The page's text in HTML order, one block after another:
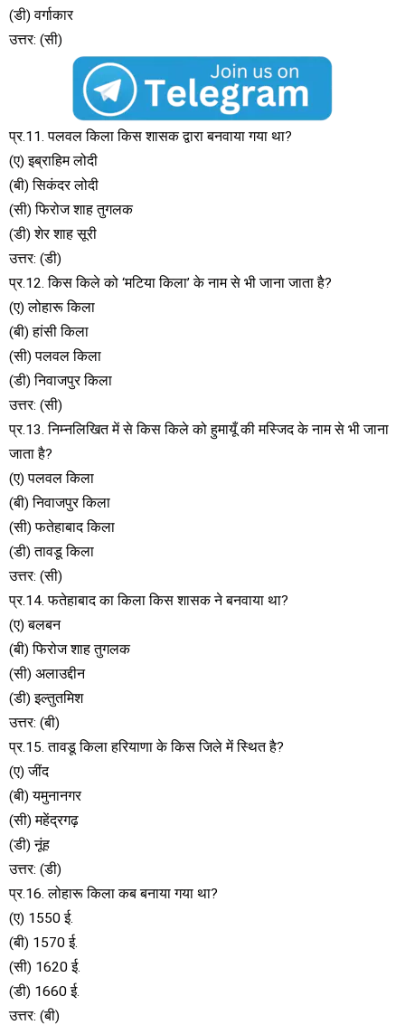
(डी) वर्गाकार
उत्तर: (सी)
प्र.11. पलवल किला किस शासक द्वारा बनवाया गया था?
(ए) इब्राहिम लोदी
(बी) सिकंदर लोदी
(सी) फिरोज शाह तुगलक
(डी) शेर शाह सूरी
उत्तर: (डी)
प्र.12. किस किले को ‘मटिया किला’ के नाम से भी जाना जाता है?
(ए) लोहारू किला
(बी) हांसी किला
(सी) पलवल किला
(डी) निवाजपुर किला
उत्तर: (सी)
प्र.13. निम्नलिखित में से किस किले को हुमायूँ की मस्जिद के नाम से भी जाना
जाता है?
(ए) पलवल किला
(बी) निवाजपुर किला
(सी) फतेहाबाद किला
(डी) तावडू किला
उत्तर: (सी)
प्र.14. फतेहाबाद का किला किस शासक ने बनवाया था?
(ए) बलबन
(बी) फिरोज शाह तुगलक
(सी) अलाउद्दीन
(डी) इल्तुतमिश
उत्तर: (बी)
प्र.15. तावडू किला हरियाणा के किस जिले में स्थित है?
(ए) जींद
(बी) यमुनानगर
(सी) महेंद्रगढ़
(डी) नूंह
उत्तर: (डी)
प्र.16. लोहारू किला कब बनाया गया था?
(ए) 1550 ई.
(बी) 1570 ई.
(सी) 1620 ई.
(डी) 1660 ई.
उत्तर: (बी)